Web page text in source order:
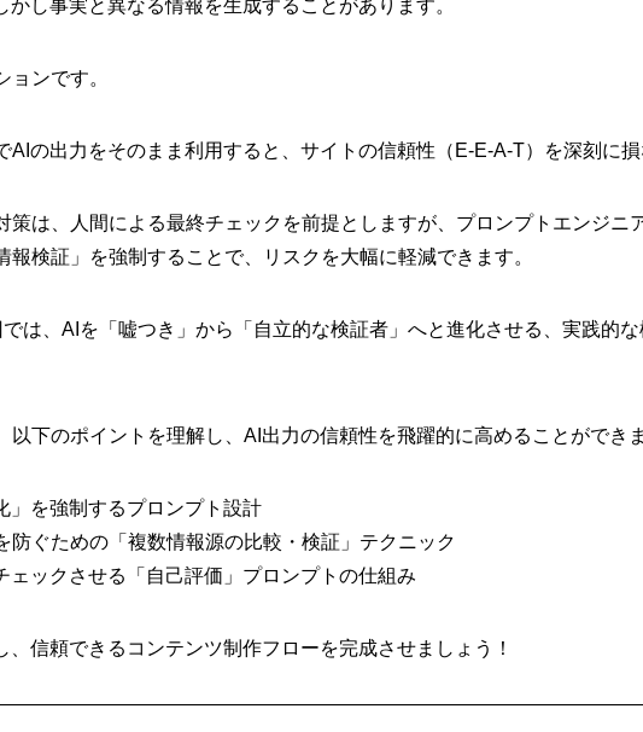
かし事実と異なる情報を生成することがあります。
ョンです。
AIの出力をそのまま利用すると、サイトの信頼性（E-E-A-T）を深刻に損
策は、人間による最終チェックを前提としますが、プロンプトエンジニ
報検証」を強制することで、リスクを大幅に軽減できます。
は、AIを「嘘つき」から「自立的な検証者」へと進化させる、実践的
以下のポイントを理解し、AI出力の信頼性を飛躍的に高めることができま
」を強制するプロンプト設計
防ぐための「複数情報源の比較・検証」テクニック
ェックさせる「自己評価」プロンプトの仕組み
、信頼できるコンテンツ制作フローを完成させましょう！